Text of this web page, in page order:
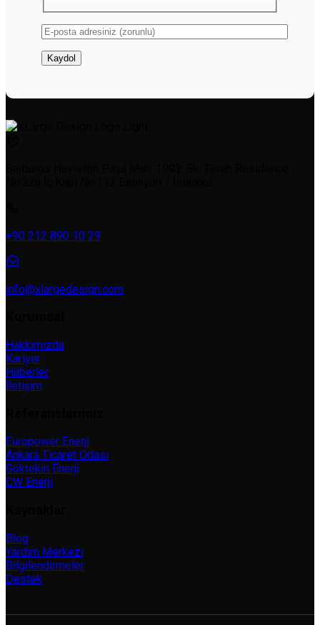
+90 212 890 10 29
info@xlargedesign.com
Hakkımızda
Kariyer
Haberler
İletişim
Europower Enerji
Ankara Ticaret Odası
Göktekin Enerji
CW Enerji
Blog
Yardım Merkezi
Bilgilendirmeler
Destek